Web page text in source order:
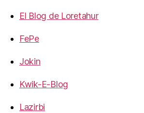
El Blog de Loretahur
FePe
Jokin
Kwik-E-Blog
Lazirbi